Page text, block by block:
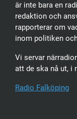
är inte bara en
redaktion och
rapporterar om
inom politiken
Vi servar
att de ska nå ut, i
Radio Falköping